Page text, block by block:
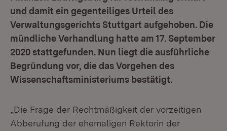
und damit ein gegenteiliges Urteil des
Verwaltungsgerichts Stuttgart aufgehoben. Die
mündliche Verhandlung hatte am 17. September
2020 stattgefunden. Nun liegt die ausführliche
Begründung vor, die das Vorgehen des
Wissenschaftsministeriums bestätigt.
„Die Frage der Rechtmäßigkeit der vorzeitigen
Abberufung der ehemaligen Rektorin der